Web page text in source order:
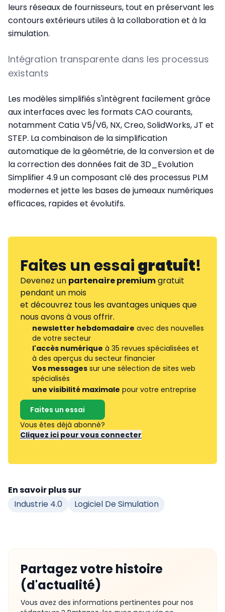
leurs réseaux de fournisseurs, tout en préservant les
contours extérieurs utiles à la collaboration et à la
simulation.
Intégration transparente dans les processus
existants
Les modèles simplifiés s'intègrent facilement grâce
aux interfaces avec les formats CAO courants,
notamment Catia V5/V6, NX, Creo, SolidWorks, JT et
STEP. La combinaison de la simplification
automatique de la géométrie, de la conversion et de
la correction des données fait de 3D_Evolution
Simplifier 4.9 un composant clé des processus PLM
modernes et jette les bases de jumeaux numériques
efficaces, rapides et évolutifs.
Faites un essaigratuit!
Devenez un partenaire premiumgratuit
pendant un mois
et découvrez tous les avantages uniques que
nous avons à vous offrir.
newsletter hebdomadaire avec des nouvelles
de votre secteur
l'accès numérique à 35 revues spécialisées et
à des aperçus du secteur financier
Vos messages sur une sélection de sites web
spécialisés
une visibilité maximale pour votre entreprise
Faites un essai
Vous êtes déjà abonné?
Cliquez ici pour vous connecter
En savoir plus sur
Industrie 4.0
Logiciel De Simulation
Partagez votre histoire
(d'actualité)
Vous avez des informations pertinentes pour nos